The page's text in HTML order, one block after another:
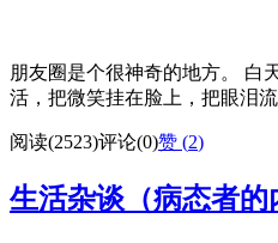
朋友圈是个很神奇的地方。 白
活，把微笑挂在脸上，把眼泪
阅读(2523)评论(0)赞 (2)
生活杂谈（病态者的